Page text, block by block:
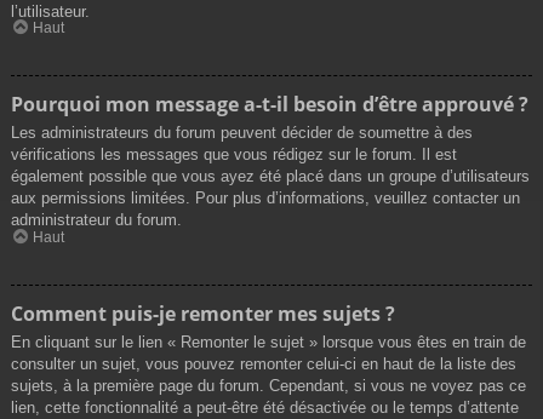
l’utilisateur.
Haut
Pourquoi mon message a-t-il besoin d’être approuvé ?
Les administrateurs du forum peuvent décider de soumettre à des
vérifications les messages que vous rédigez sur le forum. Il est
également possible que vous ayez été placé dans un groupe d’utilisateurs
aux permissions limitées. Pour plus d’informations, veuillez contacter un
administrateur du forum.
Haut
Comment puis-je remonter mes sujets ?
En cliquant sur le lien « Remonter le sujet » lorsque vous êtes en train de
consulter un sujet, vous pouvez remonter celui-ci en haut de la liste des
sujets, à la première page du forum. Cependant, si vous ne voyez pas ce
lien, cette fonctionnalité a peut-être été désactivée ou le temps d’attente